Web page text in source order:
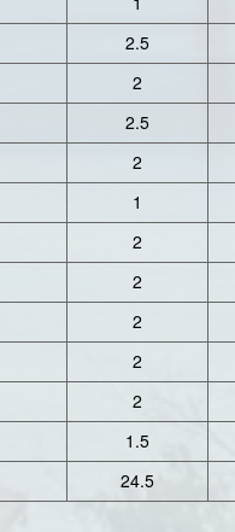
2.5
2
2.5
2
1
2
2
2
2
2
1.5
24.5